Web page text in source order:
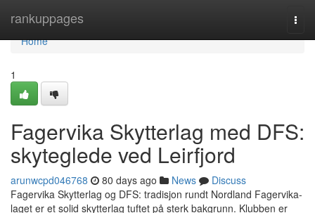
rankuppages
Home
Home
1
Fagervika Skytterlag med DFS:
skyteglede ved Leirfjord
arunwcpd046768 80 days ago News
Discuss
Fagervika Skytterlag og DFS: tradisjon rundt Nordland Fagervika-
laget er et solid skytterlag tuftet på sterk bakgrunn. Klubben er